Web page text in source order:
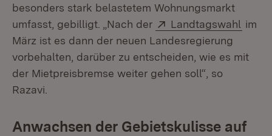
besonders stark belastetem Wohnungsmarkt
umfasst, gebilligt. „Nach der
Extern:
Landtagswahl im
März ist es dann der neuen Landesregierung
vorbehalten, darüber zu entscheiden, wie es mit
der Mietpreisbremse weiter gehen soll“, so
Razavi.
Anwachsen der Gebietskulisse auf